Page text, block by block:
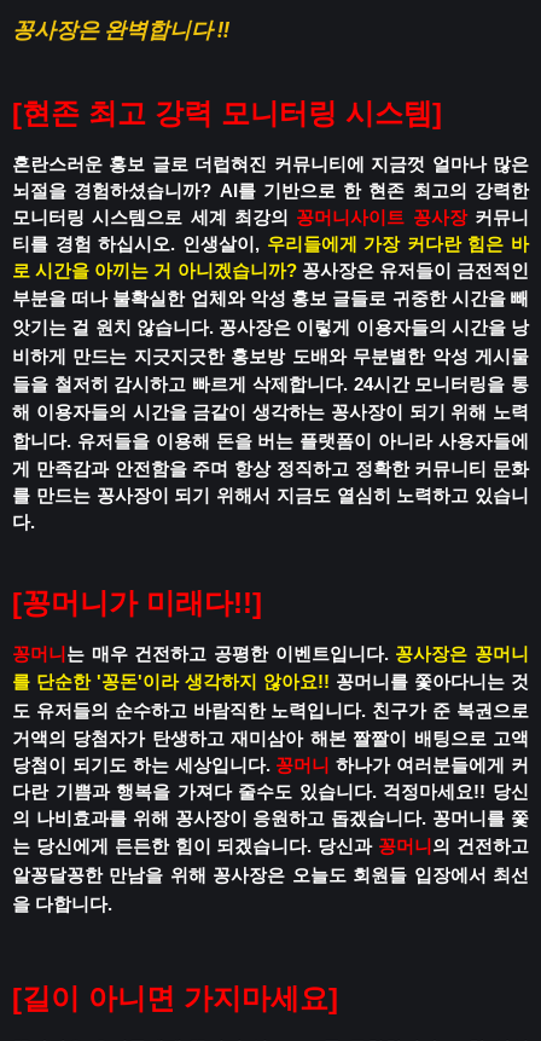
꽁사장은 완벽합니다 !!
[현존 최고 강력 모니터링 시스템]
혼란스러운 홍보 글로 더럽혀진 커뮤니티에 지금껏 얼마나 많은
뇌절을 경험하셨습니까? AI를 기반으로 한 현존 최고의 강력한
모니터링 시스템으로 세계 최강의 꽁머니사이트 꽁사장커뮤니
티를 경험 하십시오. 인생살이, 우리들에게 가장 커다란 힘은 바
로 시간을 아끼는 거 아니겠습니까? 꽁사장은 유저들이 금전적인
부분을 떠나 불확실한 업체와 악성 홍보 글들로 귀중한 시간을 빼
앗기는 걸 원치 않습니다. 꽁사장은 이렇게 이용자들의 시간을 낭
비하게 만드는 지긋지긋한 홍보방 도배와 무분별한 악성 게시물
들을 철저히 감시하고 빠르게 삭제합니다. 24시간 모니터링을 통
해 이용자들의 시간을 금같이 생각하는 꽁사장이 되기 위해 노력
합니다. 유저들을 이용해 돈을 버는 플랫폼이 아니라 사용자들에
게 만족감과 안전함을 주며 항상 정직하고 정확한 커뮤니티 문화
를 만드는 꽁사장이 되기 위해서 지금도 열심히 노력하고 있습니
다.
[꽁머니가 미래다!!]
꽁머니 는 매우 건전하고 공평한 이벤트입니다. 꽁사장은 꽁머니
를 단순한 '꽁돈'이라 생각하지 않아요!! 꽁머니를 쫓아다니는 것
도 유저들의 순수하고 바람직한 노력입니다. 친구가 준 복권으로
거액의 당첨자가 탄생하고재미삼아 해본 짤짤이 배팅으로 고액
당첨이 되기도 하는 세상입니다. 꽁머니 하나가 여러분들에게 커
다란 기쁨과 행복을 가져다 줄수도 있습니다. 걱정마세요!! 당신
의 나비효과를 위해 꽁사장이 응원하고 돕겠습니다. 꽁머니를 쫓
는 당신에게 든든한 힘이 되겠습니다. 당신과 꽁머니 의 건전하고
알꽁달꽁한 만남을 위해 꽁사장은 오늘도 회원들 입장에서 최선
을 다합니다.
[길이 아니면 가지마세요]